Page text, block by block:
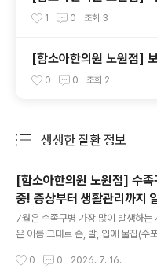
1 0 조회 3
[함소아한의원 노원점]
나요?
0 0 조회 2
생생한 질환 정보
[함소아한의원 노원점] 수족
중! 증상부터 생활관리까지
7월은 수족구병 가장 많이 발생하는
은 이름 그대로 손, 발, 입에 물집(수
생합니다. 어린이집이나 유치원처럼
0 0 2026. 7. 16.